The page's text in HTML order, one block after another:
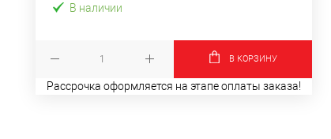
В наличии
В КОРЗИНУ
Рассрочка оформляется на этапе оплаты заказа!